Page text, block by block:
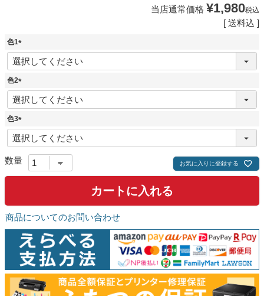
当店通常価格 ¥1,980税込
送料込
色1
(
必
色2
(
必
色3
(
必
)
お気に入りに登録する
カートに入れる
商品についてのお問い合わせ